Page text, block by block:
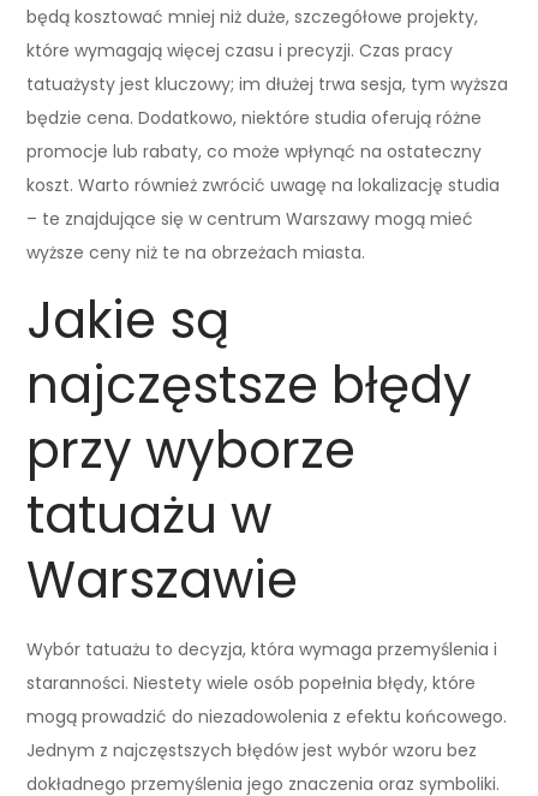
będą kosztować mniej niż duże, szczegółowe projekty,
które wymagają więcej czasu i precyzji. Czas pracy
tatuażysty jest kluczowy; im dłużej trwa sesja, tym wyższa
będzie cena. Dodatkowo, niektóre studia oferują różne
promocje lub rabaty, co może wpłynąć na ostateczny
koszt. Warto również zwrócić uwagę na lokalizację studia
– te znajdujące się w centrum Warszawy mogą mieć
wyższe ceny niż te na obrzeżach miasta.
Jakie są
najczęstsze błędy
przy wyborze
tatuażu w
Warszawie
Wybór tatuażu to decyzja, która wymaga przemyślenia i
staranności. Niestety wiele osób popełnia błędy, które
mogą prowadzić do niezadowolenia z efektu końcowego.
Jednym z najczęstszych błędów jest wybór wzoru bez
dokładnego przemyślenia jego znaczenia oraz symboliki.